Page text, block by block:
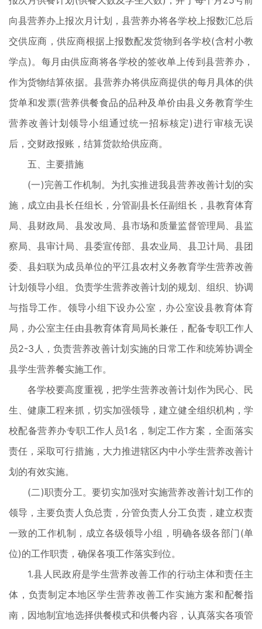
向县营养办上报次月计划，县营养办将各学校上报数汇总后
交供应商，供应商根据上报数配发货物到各学校(含村小教
学点)。每月由供应商将各学校的签收单上传到县营养办，
作为货物结算依据。县营养办将供应商提供的每月具体的供
货单和发票(营养供餐食品的品种及单价由县义务教育学生
营养改善计划领导小组通过统一招标核定)进行审核无误
后，交财政报账，结算货款给供应商。
五、主要措施
(一)完善工作机制。为扎实推进我县营养改善计划的实
施，成立由县长任组长，分管副县长任副组长，县教育体育
局、县财政局、县发改局、县市场和质量监督管理局、县监
察局、县审计局、县委宣传部、县农业局、县卫计局、县团
委、县妇联为成员单位的平江县农村义务教育学生营养改善
计划领导小组。负责学生营养改善计划的规划、组织、协调
与指导工作。领导小组下设办公室，办公室设县教育体育
局，办公室主任由县教育体育局局长兼任，配备专职工作人
员2-3人，负责营养改善计划实施的日常工作和统筹协调全
县学生营养餐实施工作。
各学校要高度重视，把学生营养改善计划作为民心、民
生、健康工程来抓，切实加强领导，建立健全组织机构，学
校配备营养办专职工作人员1名，制定工作方案，全面落实
责任，采取可行措施，大力推进辖区内中小学生营养改善计
划的有效实施。
(二)职责分工。要切实加强对实施营养改善计划工作的
领导，主要负责人负总责，分管负责人分工负责，建立权责
一致的工作机制，成立各级领导小组，明确各级各部门(单
位)的工作职责，确保各项工作落实到位。
1.县人民政府是学生营养改善工作的行动主体和责任主
体，负责制定本地区学生营养改善工作实施方案和配餐指
南，因地制宜地选择供餐模式和供餐内容，认真落实各项管